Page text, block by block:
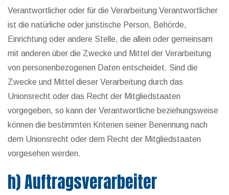
Verantwortlicher oder für die Verarbeitung Verantwortlicher
ist die natürliche oder juristische Person, Behörde,
Einrichtung oder andere Stelle, die allein oder gemeinsam
mit anderen über die Zwecke und Mittel der Verarbeitung
von personenbezogenen Daten entscheidet. Sind die
Zwecke und Mittel dieser Verarbeitung durch das
Unionsrecht oder das Recht der Mitgliedstaaten
vorgegeben, so kann der Verantwortliche beziehungsweise
können die bestimmten Kriterien seiner Benennung nach
dem Unionsrecht oder dem Recht der Mitgliedstaaten
vorgesehen werden.
h) Auftragsverarbeiter